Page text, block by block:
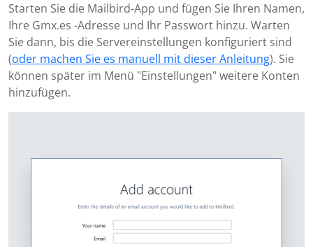
Starten Sie die Mailbird-App und fügen Sie Ihren Namen,
Ihre Gmx.es -Adresse und Ihr Passwort hinzu. Warten
Sie dann, bis die Servereinstellungen konfiguriert sind
(oder machen Sie es manuell mit dieser Anleitung). Sie
können später im Menü "Einstellungen" weitere Konten
hinzufügen.